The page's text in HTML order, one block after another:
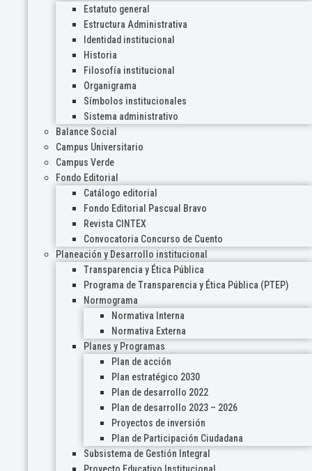
Estatuto general
Estructura Administrativa
Identidad institucional
Historia
Filosofía institucional
Organigrama
Símbolos institucionales
Sistema administrativo
Balance Social
Campus Universitario
Campus Verde
Fondo Editorial
Catálogo editorial
Fondo Editorial Pascual Bravo
Revista CINTEX
Convocatoria Concurso de Cuento
Planeación y Desarrollo institucional
Transparencia y Ética Pública
Programa de Transparencia y Ética Pública (PTEP)
Normograma
Normativa Interna
Normativa Externa
Planes y Programas
Plan de acción
Plan estratégico 2030
Plan de desarrollo 2022
Plan de desarrollo 2023 – 2026
Proyectos de inversión
Plan de Participación Ciudadana
Subsistema de Gestión Integral